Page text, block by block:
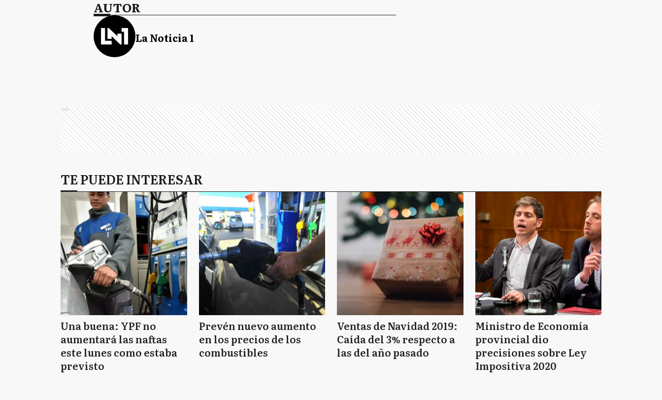
AUTOR
La Noticia 1
Ads
TE PUEDE INTERESAR
Una buena: YPF no
aumentará las naftas
este lunes como estaba
previsto
Prevén nuevo aumento
en los precios de los
combustibles
Ventas de Navidad 2019:
Caída del 3% respecto a
las del año pasado
Ministro de Economía
provincial dio
precisiones sobre Ley
Impositiva 2020